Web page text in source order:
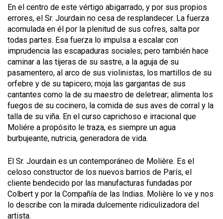
En el centro de este vértigo abigarrado, y por sus propios
errores, el Sr. Jourdain no cesa de resplandecer. La fuerza
acomulada en él por la plenitud de sus cofres, salta por
todas partes. Esa fuerza lo impulsa a escalar con
imprudencia las escapaduras sociales; pero también hace
caminar a las tijeras de su sastre, a la aguja de su
pasamentero, al arco de sus violinistas, los martillos de su
orfebre y de su tapicero; moja las gargantas de sus
cantantes como la de su maestro de deletrear; alimenta los
fuegos de su cocinero, la comida de sus aves de corral y la
talla de su viña. En el curso caprichoso e irracional que
Moliére a propósito le traza, es siempre un agua
burbujeante, nutricia, generadora de vida.
El Sr. Jourdain es un contemporáneo de Molière. Es el
celoso constructor de los nuevos barrios de París, el
cliente bendecido por las manufacturas fundadas por
Colbert y por la Compañía de las Indias. Molière lo ve y nos
lo describe con la mirada dulcemente ridiculizadora del
artista.